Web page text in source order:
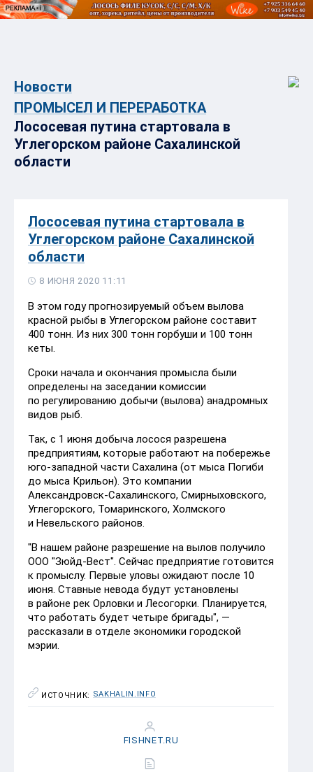
Новости
ПРОМЫСЕЛ И ПЕРЕРАБОТКА
Лососевая путина стартовала в
Углегорском районе Сахалинской
области
Лососевая путина стартовала в
Углегорском районе Сахалинской
области
8 ИЮНЯ 2020 11:11
В этом году прогнозируемый объем вылова
красной рыбы в Углегорском районе составит
400 тонн. Из них 300 тонн горбуши и 100 тонн
кеты.
Сроки начала и окончания промысла были
определены на заседании комиссии
по регулированию добычи (вылова) анадромных
видов рыб.
Так, с 1 июня добыча лосося разрешена
предприятиям, которые работают на побережье
юго-западной части Сахалина (от мыса Погиби
до мыса Крильон). Это компании
Александровск-Сахалинского, Смирныховского,
Углегорского, Томаринского, Холмского
и Невельского районов.
"В нашем районе разрешение на вылов получило
ООО "Зюйд-Вест". Сейчас предприятие готовится
к промыслу. Первые уловы ожидают после 10
июня. Ставные невода будут установлены
в районе рек Орловки и Лесогорки. Планируется,
что работать будет четыре бригады", —
рассказали в отделе экономики городской
мэрии.
ИСТОЧНИК: SAKHALIN.INFO
FISHNET.RU